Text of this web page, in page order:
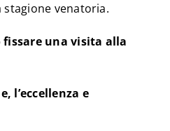
venatoria.
una visita alla
l’eccellenza e